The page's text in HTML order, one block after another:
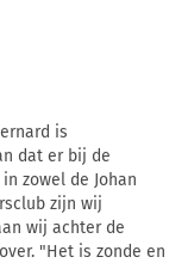
is
dat er bij de
zowel de Johan
zijn wij
wij achter de
"Het is zonde en